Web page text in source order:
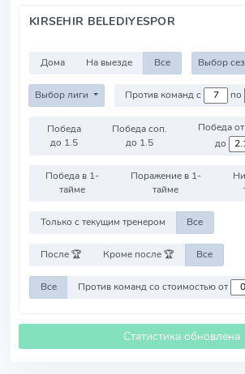
KIRSEHIR BELEDIYESPOR
Дома На выезде Все Выбор
Выбор лиги Против команд с по
Победа
до 1.5
Победа соп.
до 1.5
Победа от
до
Победа в 1-
тайме
Поражение в 1-
тайме
Только с текущим тренером Все
После 🏆 Кроме после 🏆 Все
Все Против команд со стоимостью от
Статистика обновлена